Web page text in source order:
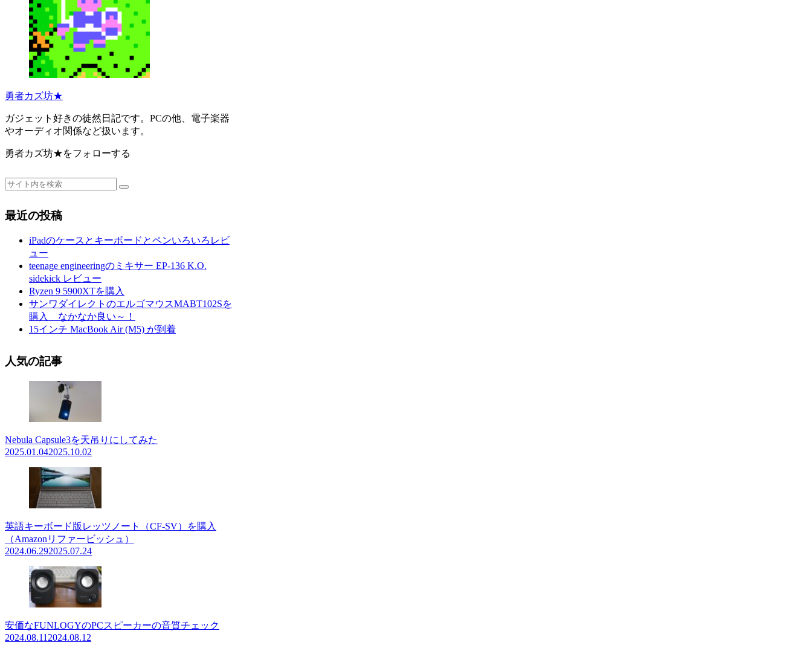
勇者カズ坊★
ガジェット好きの徒然日記です。PCの他、電子楽器
やオーディオ関係など扱います。
勇者カズ坊★をフォローする
最近の投稿
iPadのケースとキーボードとペンいろいろレビ
ュー
teenage engineeringのミキサー EP-136 K.O.
sidekick レビュー
Ryzen 9 5900XTを購入
サンワダイレクトのエルゴマウスMABT102Sを
購入 なかなか良い～！
15インチ MacBook Air (M5) が到着
人気の記事
Nebula Capsule3を天吊りにしてみた
2025.01.042025.10.02
英語キーボード版レッツノート（CF-SV）を購入
（Amazonリファービッシュ）
2024.06.292025.07.24
安価なFUNLOGYのPCスピーカーの音質チェック
2024.08.11 2024.08.12